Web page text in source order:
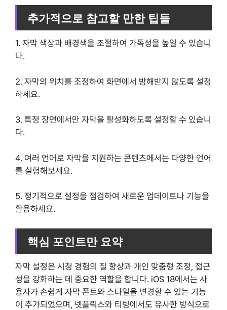
추가적으로 참고할 만한 팁들
1. 자막 색상과 배경색을 조절하여 가독성을 높일 수 있습니
다.
2. 자막의 위치를 조정하여 화면에서 방해받지 않도록 설정
하세요.
3. 특정 장면에서만 자막을 활성화하도록 설정할 수 있습니
다.
4. 여러 언어로 자막을 지원하는 콘텐츠에서는 다양한 언어
를 실험해보세요.
5. 정기적으로 설정을 점검하여 새로운 업데이트나 기능을
활용하세요.
핵심 포인트만 요약
자막 설정은 시청 경험의 질 향상과 개인 맞춤형 조정, 접근
성을 강화하는 데 중요한 역할을 합니다. iOS 18에서는 사
용자가 손쉽게 자막 폰트와 스타일을 변경할 수 있는 기능
이 추가되었으며, 넷플릭스와 티빙에서도 유사한 방식으로